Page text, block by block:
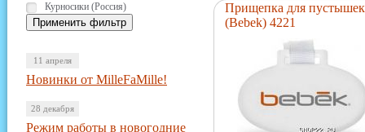
Курносики (Россия)
11 апреля
Новинки от MilleFaMille!
28 декабря
Режим работы в новогодние
Прищепка для пустышек
(Bebek) 4221